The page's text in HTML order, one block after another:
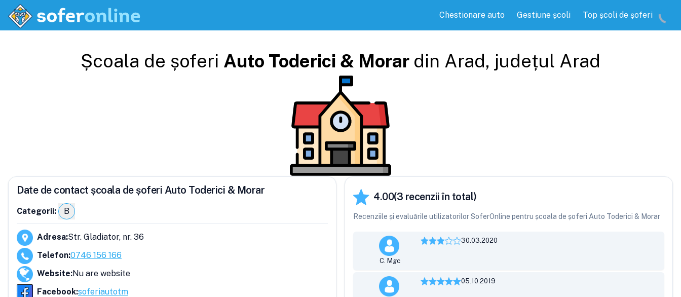
Chestionare auto Gestiune școli Top școli de șoferi
Școala de șoferi Auto Toderici & Morar din Arad, județul Arad
Date de contact școala de șoferi Auto Toderici & Morar
Categorii: B
Adresa:Str. Gladiator, nr. 36
Telefon:0746 156 166
Website:Nu are website
Facebook:soferiautotm
4.00(3 recenzii în total)
Recenziile și evaluările utilizatorilor SoferOnline pentru școala de șoferi Auto Toderici & Morar
C. Mgc
30.03.2020
05.10.2019